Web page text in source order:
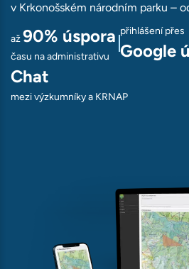
v Krkonošském národním parku –
až90% úspora
času na administrativu
přihlášení přes
Google
Chat
mezi výzkumníky a KRNAP